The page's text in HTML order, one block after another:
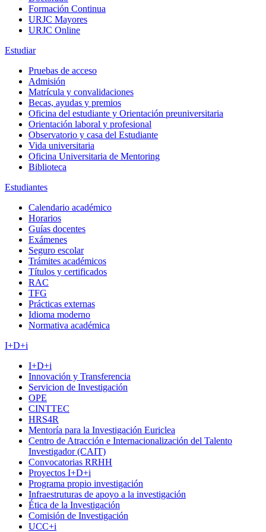
Formación Continua
URJC Mayores
URJC Online
Estudiar
Pruebas de acceso
Admisión
Matrícula y convalidaciones
Becas, ayudas y premios
Oficina del estudiante y Orientación preuniversitaria
Orientación laboral y profesional
Observatorio y casa del Estudiante
Vida universitaria
Oficina Universitaria de Mentoring
Biblioteca
Estudiantes
Calendario académico
Horarios
Guías docentes
Exámenes
Seguro escolar
Trámites académicos
Títulos y certificados
RAC
TFG
Prácticas externas
Idioma moderno
Normativa académica
I+D+i
I+D+i
Innovación y Transferencia
Servicion de Investigación
OPE
CINTTEC
HRS4R
Mentoría para la Investigación Euriclea
Centro de Atracción e Internacionalización del Talento
Investigador (CAIT)
Convocatorias RRHH
Proyectos I+D+i
Programa propio investigación
Infraestruturas de apoyo a la investigación
Ética de la Investigación
Comisión de Investigación
UCC+i